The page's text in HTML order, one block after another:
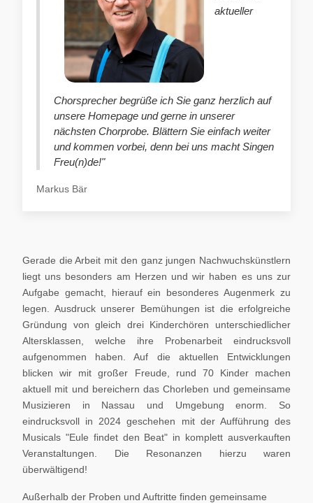
aktueller
Chorsprecher begrüße ich Sie ganz herzlich auf
unsere Homepage und gerne in unserer
nächsten Chorprobe. Blättern Sie einfach weiter
und kommen vorbei, denn bei uns macht Singen
Freu(n)de!"
Markus Bär
Gerade die Arbeit mit den ganz jungen Nachwuchskünstlern
liegt uns besonders am Herzen und wir haben es uns zur
Aufgabe gemacht, hierauf ein besonderes Augenmerk zu
legen. Ausdruck unserer Bemühungen ist die erfolgreiche
Gründung von gleich drei Kinderchören unterschiedlicher
Altersklassen, welche ihre Probenarbeit eindrucksvoll
aufgenommen haben. Auf die aktuellen Entwicklungen
blicken wir mit großer Freude, rund 70 Kinder machen
aktuell mit und bereichern das Chorleben und gemeinsame
Musizieren in Nassau und Umgebung enorm. So
eindrucksvoll in 2024 geschehen mit der Aufführung des
Musicals "Eule findet den Beat" in komplett ausverkauften
Veranstaltungen. Die Resonanzen hierzu waren
überwältigend!
Außerhalb der Proben und Auftritte finden gemeinsame